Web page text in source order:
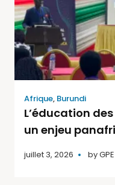
Afrique, Burundi
L’éducation
un enjeu
juillet 3, 2026 by